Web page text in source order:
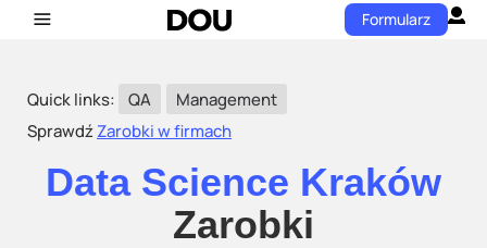
Formularz
Quick links: QA
Management
SprawdźZarobki w firmach
Data Science Kraków
Zarobki